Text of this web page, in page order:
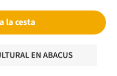
la cesta